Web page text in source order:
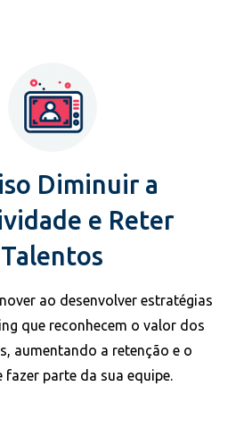
Diminuir a
e Reter
Talentos
ao desenvolver estratégias
que reconhecem o valor dos
aumentando a retenção e o
fazer parte da sua equipe.